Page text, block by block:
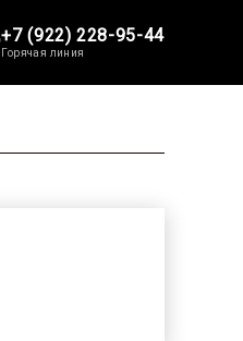
+7 (922) 228-95-44
Горячая линия